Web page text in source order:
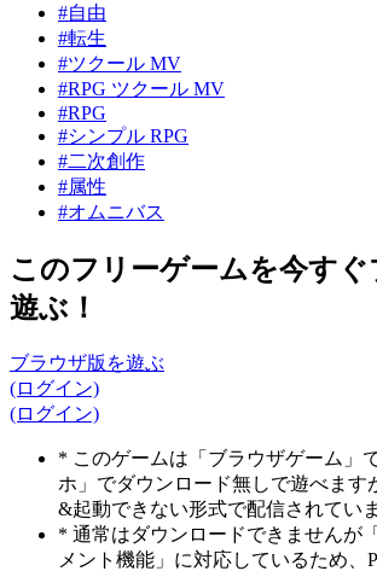
#自由
#転生
#ツクール MV
#RPG ツクール MV
#RPG
#シンプル RPG
#二次創作
#属性
#オムニバス
このフリーゲームを今す
遊ぶ！
ブラウザ版を遊ぶ
(ログイン)
(ログイン)
* このゲームは「ブラウザゲーム」
ホ」でダウンロード無しで遊べます
&起動できない形式で配信されていま
* 通常はダウンロードできませんが
メント機能」に対応しているため、